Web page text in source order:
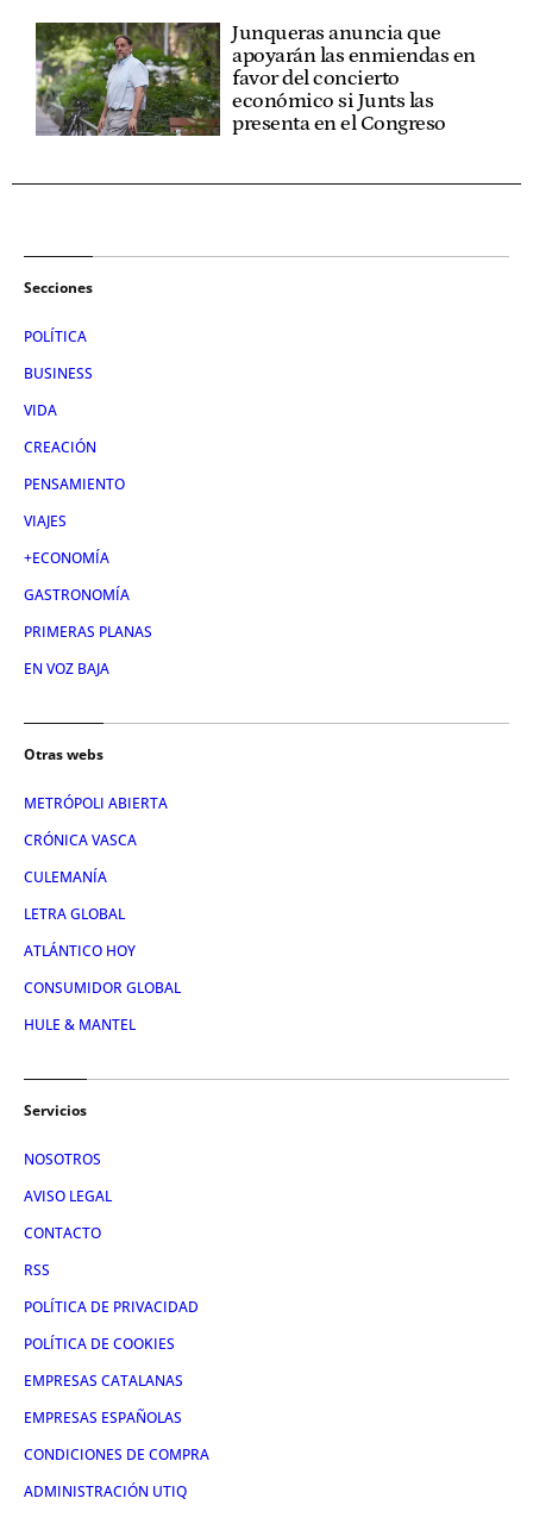
Junqueras anuncia que
apoyarán las enmiendas en
favor del concierto
económico si Junts las
presenta en el Congreso
Secciones
POLÍTICA
BUSINESS
VIDA
CREACIÓN
PENSAMIENTO
VIAJES
+ECONOMÍA
GASTRONOMÍA
PRIMERAS PLANAS
EN VOZ BAJA
Otras webs
METRÓPOLI ABIERTA
CRÓNICA VASCA
CULEMANÍA
LETRA GLOBAL
ATLÁNTICO HOY
CONSUMIDOR GLOBAL
HULE & MANTEL
Servicios
NOSOTROS
AVISO LEGAL
CONTACTO
RSS
POLÍTICA DE PRIVACIDAD
POLÍTICA DE COOKIES
EMPRESAS CATALANAS
EMPRESAS ESPAÑOLAS
CONDICIONES DE COMPRA
ADMINISTRACIÓN UTIQ